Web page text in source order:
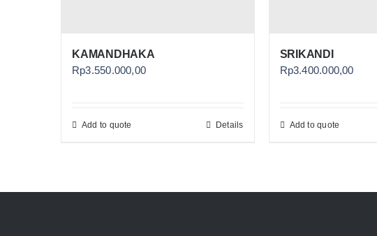
KAMANDHAKA
Rp3.550.000,00
Add to quote Details
SRIKANDI
Rp3.400.000,00
Add to quote